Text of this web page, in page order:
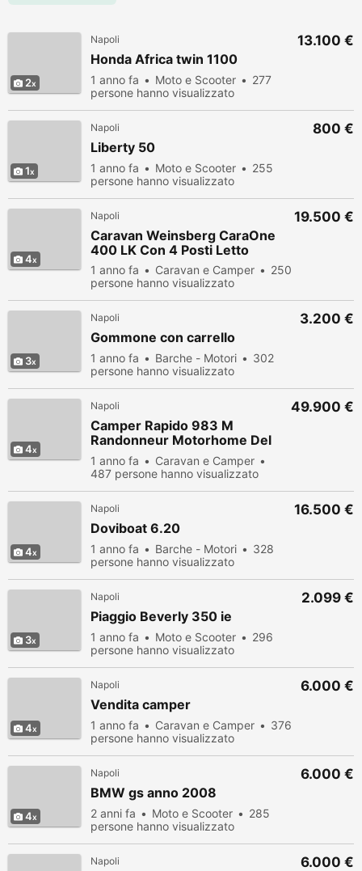
2
Napoli
Honda Africa twin 1100
1 anno fa Moto e Scooter
277
persone hanno visualizzato
13.100 €
1
Napoli
Liberty 50
1 anno fa Moto e Scooter
255
persone hanno visualizzato
800 €
4
Napoli
Caravan Weinsberg CaraOne
400 LK Con 4 Posti Letto
1 anno fa Caravan e Camper
250
persone hanno visualizzato
19.500 €
3
Napoli
Gommone con carrello
1 anno fa Barche - Motori
302
persone hanno visualizzato
3.200 €
4
Napoli
Camper Rapido 983 M
Randonneur Motorhome Del
2007
1 anno fa
Caravan e Camper
487 persone hanno visualizzato
49.900 €
4
Napoli
Doviboat 6.20
1 anno fa Barche - Motori
328
persone hanno visualizzato
16.500 €
3
Napoli
Piaggio Beverly 350 ie
1 anno fa Moto e Scooter
296
persone hanno visualizzato
2.099 €
4
Napoli
Vendita camper
1 anno fa Caravan e Camper
376
persone hanno visualizzato
6.000 €
4
Napoli
BMW gs anno 2008
2 anni fa Moto e Scooter
285
persone hanno visualizzato
6.000 €
Napoli 6.000 €